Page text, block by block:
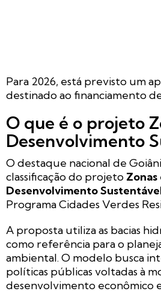
Para 2026, está previsto um
destinado ao financiamento
O que é o projeto
Desenvolvimento
O destaque nacional de
classificação do projeto Zonas
Desenvolvimento
Programa Cidades Verdes
A proposta utiliza as bacias
como referência para o
ambiental. O modelo busca
políticas públicas voltadas à
desenvolvimento econômico